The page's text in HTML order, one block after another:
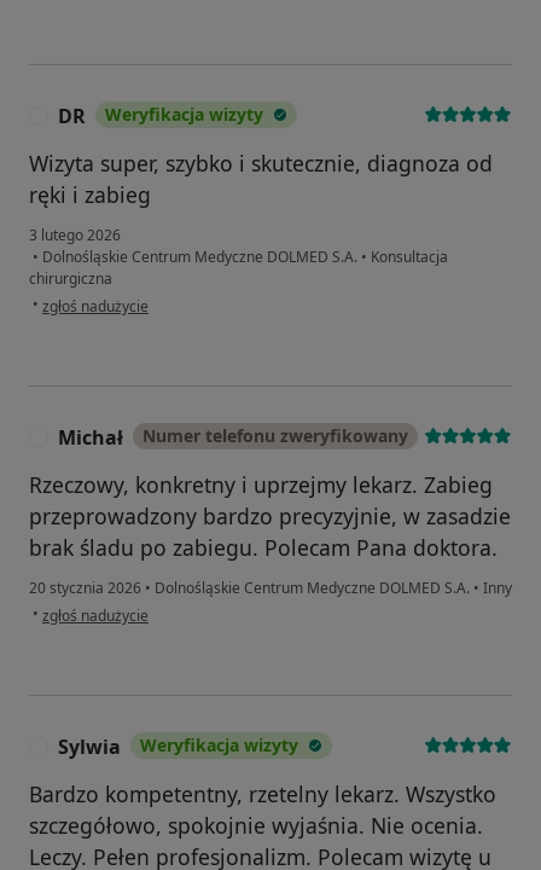
DR Weryfikacja wizyty
Wizyta super, szybko i skutecznie, diagnoza od
ręki i zabieg
3 lutego 2026
• Dolnośląskie Centrum Medyczne DOLMED S.A. • Konsultacja
chirurgiczna
• w opinii użytkownika DR
zgłoś nadużycie
Michał Numer telefonu zweryfikowany
Rzeczowy, konkretny i uprzejmy lekarz. Zabieg
przeprowadzony bardzo precyzyjnie, w zasadzie
brak śladu po zabiegu. Polecam Pana doktora.
20 stycznia 2026 • Dolnośląskie Centrum Medyczne DOLMED S.A. • Inny
• w opinii użytkownika Michał
zgłoś nadużycie
Sylwia Weryfikacja wizyty
Bardzo kompetentny, rzetelny lekarz. Wszystko
szczegółowo, spokojnie wyjaśnia. Nie ocenia.
Leczy. Pełen profesjonalizm. Polecam wizytę u